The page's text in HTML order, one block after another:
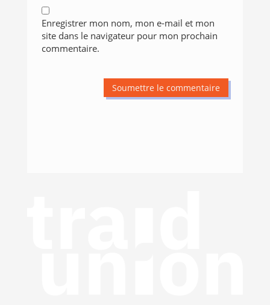
Enregistrer mon nom, mon e-mail et mon
site dans le navigateur pour mon prochain
commentaire.
Soumettre le commentaire